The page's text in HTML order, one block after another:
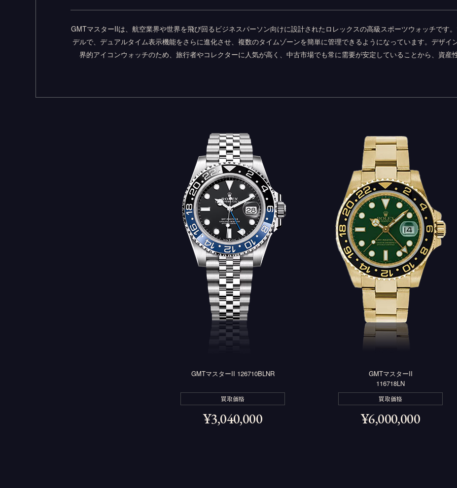
GMTマスターIIは、航空業界や世界を飛び回るビジネスパーソン向けに設計されたロレックスの高級スポーツウォッチです
デルで、デュアルタイム表示機能をさらに進化させ、複数のタイムゾーンを簡単に管理できるようになっています。デザイ
界的アイコンウォッチのため、旅行者やコレクターに人気が高く、中古市場でも常に需要が安定していることから、資産
GMTマスターII 126710BLNR
買取価格
¥3,040,000
GMTマスターII
116718LN
買取価格
¥6,000,000